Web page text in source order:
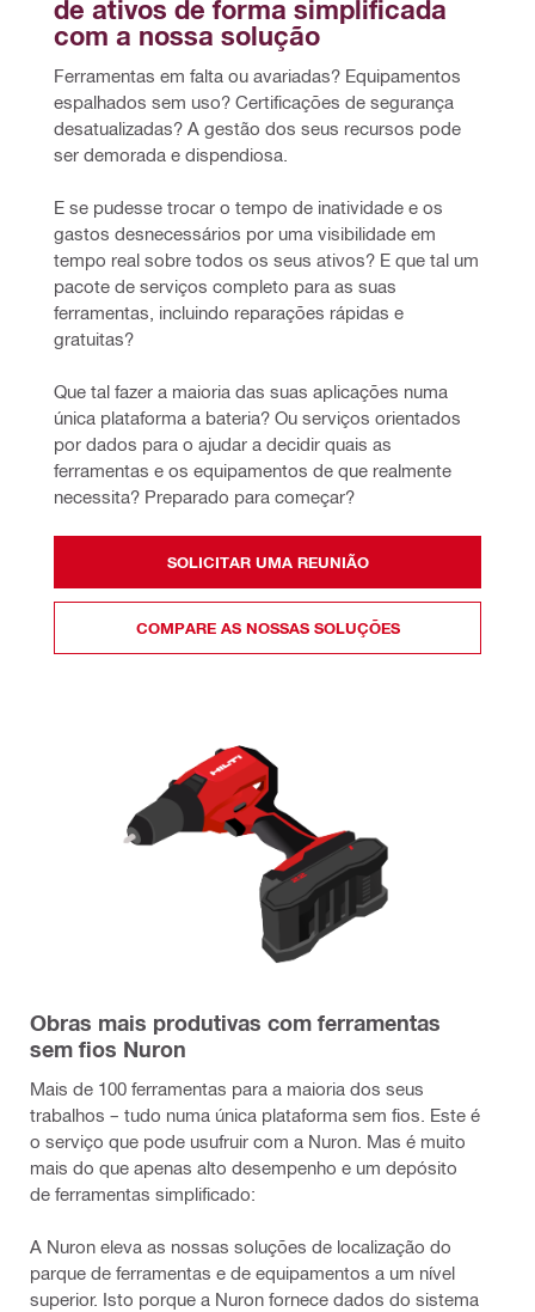
de ativos de forma simplificada
com a nossa solução
Ferramentas em falta ou avariadas? Equipamentos
espalhados sem uso? Certificações de segurança
desatualizadas? A gestão dos seus recursos pode
ser demorada e dispendiosa.
E se pudesse trocar o tempo de inatividade e os
gastos desnecessários por uma visibilidade em
tempo real sobre todos os seus ativos? E que tal um
pacote de serviços completo para as suas
ferramentas, incluindo reparações rápidas e
gratuitas?
Que tal fazer a maioria das suas aplicações numa
única plataforma a bateria? Ou serviços orientados
por dados para o ajudar a decidir quais as
ferramentas e os equipamentos de que realmente
necessita? Preparado para começar?
SOLICITAR UMA REUNIÃO
COMPARE AS NOSSAS SOLUÇÕES
Obras mais produtivas com ferramentas
sem fios Nuron
Mais de 100 ferramentas para a maioria dos seus
trabalhos – tudo numa única plataforma sem fios. Este é
o serviço que pode usufruir com a Nuron. Mas é muito
mais do que apenas alto desempenho e um depósito
de ferramentas simplificado:
A Nuron eleva as nossas soluções de localização do
parque de ferramentas e de equipamentos a um nível
superior. Isto porque a Nuron fornece dados do sistema